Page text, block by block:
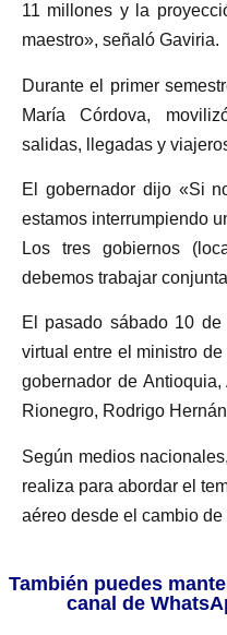
11 millones y la
maestro», señaló Gaviria.
Durante el primer
María Córdova,
salidas, llegadas y
El gobernador dijo «Si
estamos interrumpiendo
Los tres gobiernos
debemos trabajar
El pasado sábado 10
virtual entre el ministro
gobernador de
Rionegro, Rodrigo
Según medios
realiza para abordar el
aéreo desde el cambio de
También puedes
canal de